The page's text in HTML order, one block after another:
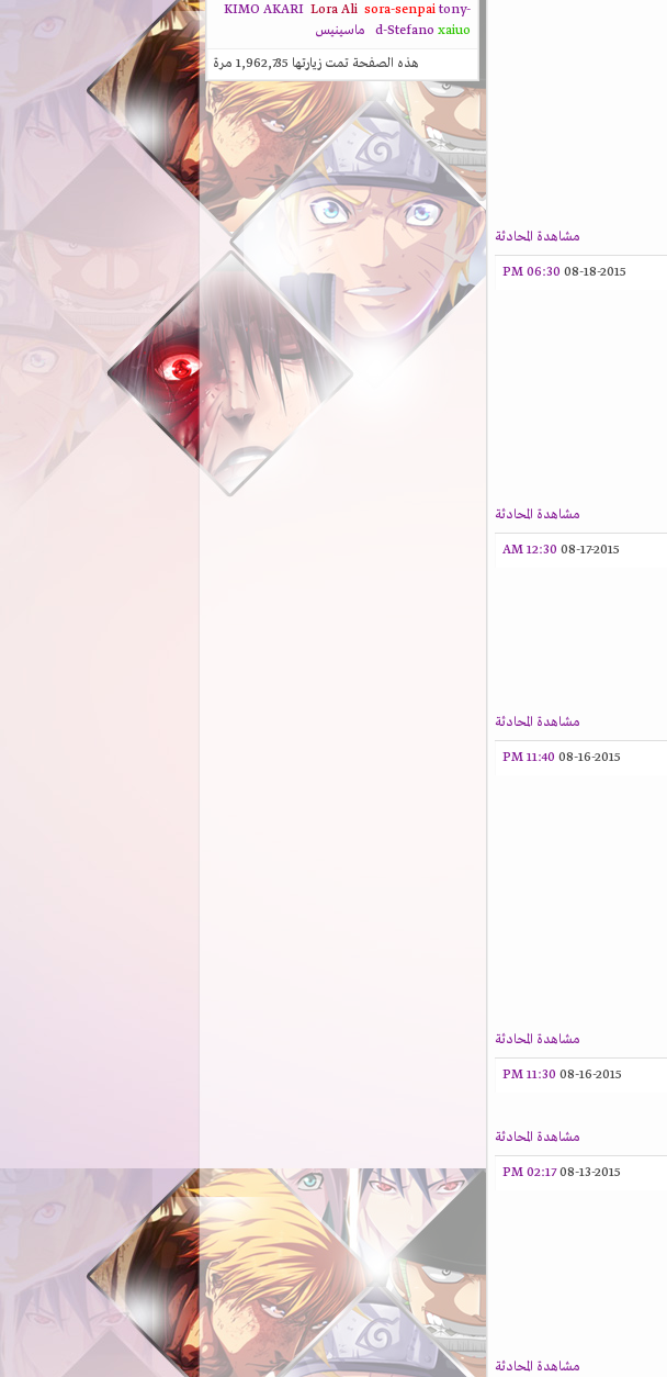
مشاهدة المحادثة
08-18-2015
06:30 PM
مشاهدة المحادثة
08-17-2015
12:30 AM
مشاهدة المحادثة
08-16-2015
11:40 PM
مشاهدة المحادثة
08-16-2015
11:30 PM
مشاهدة المحادثة
08-13-2015
02:17 PM
مشاهدة المحادثة
KIMO AKARI Lora Ali sora-senpaitony-
d-Stefano xaiuo
ماسينيس
هذه الصفحة تمت زيارتها 1,962,735 مرة